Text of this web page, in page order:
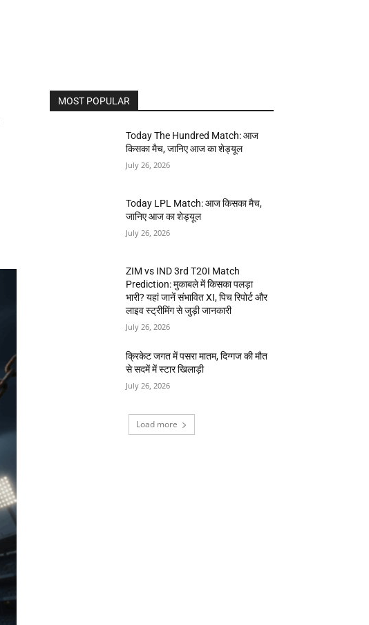
MOST POPULAR
Today The Hundred Match: आज
किसका मैच, जानिए आज का शेड्यूल
July 26, 2026
Today LPL Match: आज किसका मैच,
जानिए आज का शेड्यूल
July 26, 2026
ZIM vs IND 3rd T20I Match
Prediction: मुकाबले में किसका पलड़ा
भारी? यहां जानें संभावित XI, पिच रिपोर्ट और
लाइव स्ट्रीमिंग से जुड़ी जानकारी
July 26, 2026
क्रिकेट जगत में पसरा मातम, दिग्गज की मौत
से सदमें में स्टार खिलाड़ी
July 26, 2026
Load more